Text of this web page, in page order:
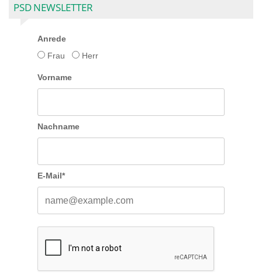
PSD NEWSLETTER
Anrede
Frau
Herr
Vorname
Nachname
E-Mail*